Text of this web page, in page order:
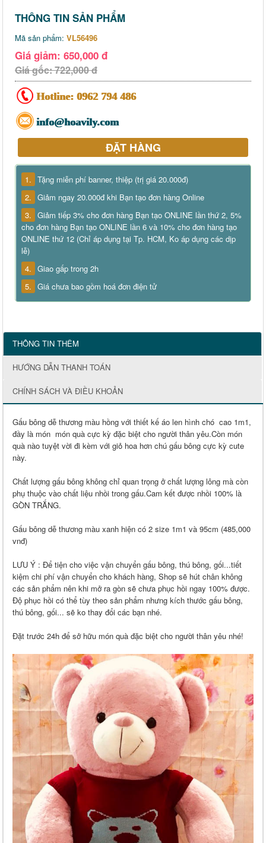
THÔNG TIN SẢN PHẨM
Mã sản phẩm: VL56496
Giá giảm: 650,000 đ
Giá gốc: 722,000 đ
Hotline: 0962 794 486
info@hoavily.com
ĐẶT HÀNG
1. Tặng miễn phí banner, thiệp (trị giá 20.000đ)
2. Giảm ngay 20.000đ khi Bạn tạo đơn hàng Online
3. Giảm tiếp 3% cho đơn hàng Bạn tạo ONLINE lần thứ 2, 5%
cho đơn hàng Bạn tạo ONLINE lần 6 và 10% cho đơn hàng tạo
ONLINE thứ 12 (Chỉ áp dụng tại Tp. HCM, Ko áp dụng các dịp
lễ)
4. Giao gấp trong 2h
5. Giá chưa bao gồm hoá đơn điện tử
THÔNG TIN THÊM
HƯỚNG DẪN THANH TOÁN
CHÍNH SÁCH VÀ ĐIỀU KHOẢN
Gấu bông dễ thương màu hồng với thiết kế áo len hình chó cao 1m1,
đầy là món món quà cực kỳ đặc biệt cho người thân yêu.Còn món
quà nào tuyệt vời đi kèm với giỏ hoa hơn chú gấu bông cực kỳ cute
này.
Chất lượng gấu bông không chỉ quan trọng ở chất lượng lông mà còn
phụ thuộc vào chất liệu nhồi trong gấu.Cam kết được nhồi 100% là
‪GÒN TRẮNG.
Gấu bông dễ thương màu xanh hiện có 2 size 1m1 và 95cm (485,000
vnđ)
LƯU Ý : Để tiện cho việc vận chuyển gấu bông, thú bông, gối...tiết
kiệm chi phí vận chuyển cho khách hàng, Shop sẽ hút chân không
các sản phẩm nên khi mở ra gòn sẽ chưa phục hồi ngay 100% được.
Độ phục hồi có thể tùy theo sản phẩm nhưng kích thước gấu bông,
thú bông, gối... sẽ ko thay đổi các bạn nhé.
Đặt trước 24h để sở hữu món quà đặc biệt cho người thân yêu nhé!